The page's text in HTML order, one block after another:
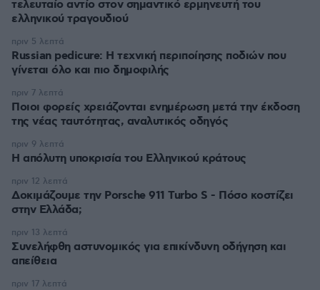
τελευταίο αντίο στον σημαντικό ερμηνευτή του
ελληνικού τραγουδιού
Russian pedicure: Η τεχνική περιποίησης ποδιών που
γίνεται όλο και πιο δημοφιλής
πριν 5 λεπτά
Ποιοι φορείς χρειάζονται ενημέρωση μετά την έκδοση
της νέας ταυτότητας, αναλυτικός οδηγός
πριν 7 λεπτά
Η απόλυτη υποκρισία του Ελληνικού κράτους
πριν 9 λεπτά
Δοκιμάζουμε την Porsche 911 Turbo S - Πόσο κοστίζει
στην Ελλάδα;
πριν 12 λεπτά
Συνελήφθη αστυνομικός για επικίνδυνη οδήγηση και
απείθεια
πριν 13 λεπτά
πριν 17 λεπτά